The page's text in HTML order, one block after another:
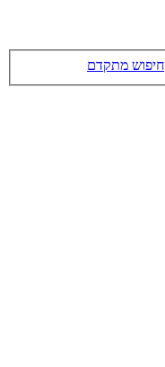
חיפוש מתקדם